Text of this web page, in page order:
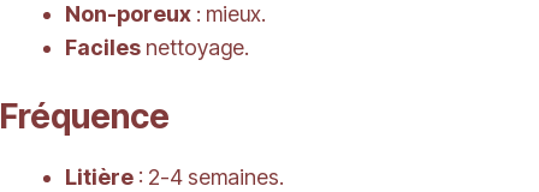
Non-poreux : mieux.
Faciles nettoyage.
Fréquence
Litière : 2-4 semaines.